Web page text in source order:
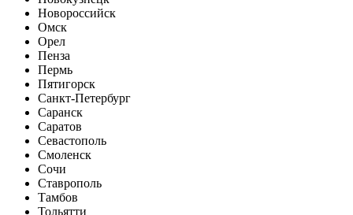
Новороссийск
Омск
Орел
Пенза
Пермь
Пятигорск
Санкт-Петербург
Саранск
Саратов
Севастополь
Смоленск
Сочи
Ставрополь
Тамбов
Тольятти